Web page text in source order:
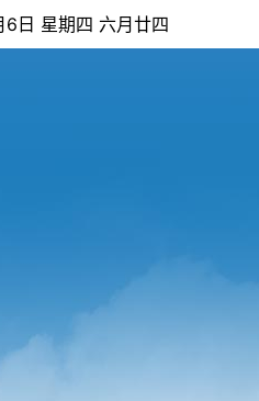
日 星期四 六月廿四